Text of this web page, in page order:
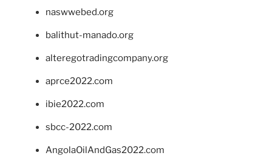
naswwebed.org
balithut-manado.org
alteregotradingcompany.org
aprce2022.com
ibie2022.com
sbcc-2022.com
AngolaOilAndGas2022.com